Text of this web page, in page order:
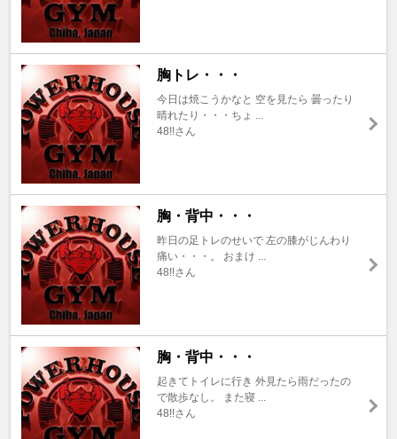
胸トレ・・・
今日は焼こうかなと 空を見たら 曇ったり
晴れたり・・・ちょ ...
48!!さん
胸・背中・・・
昨日の足トレのせいで 左の膝がじんわり
痛い・・・。 おまけ ...
48!!さん
胸・背中・・・
起きてトイレに行き 外見たら雨だったの
で散歩なし。 また寝 ...
48!!さん